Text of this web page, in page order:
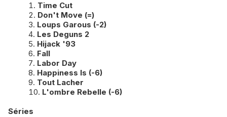
Time Cut
Don't Move (=)
Loups Garous (-2)
Les Deguns 2
Hijack '93
Fall
Labor Day
Happiness Is (-6)
Tout Lacher
L'ombre Rebelle (-6)
Séries